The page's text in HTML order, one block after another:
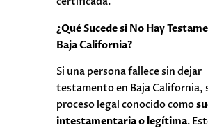
¿Qué Sucede si No Hay
Baja California?
Si una persona fallece sin dejar
testamento en Baja California,
proceso legal conocido como
intestamentaria o legítima.